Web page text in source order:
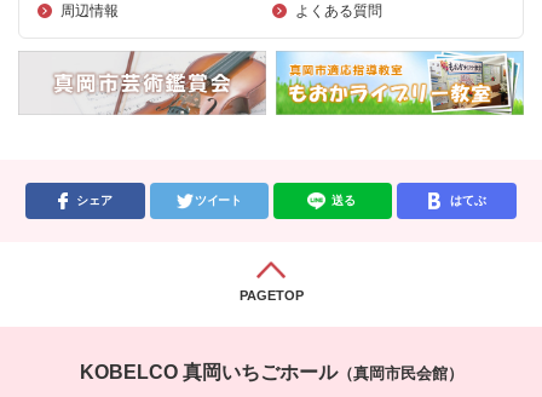
周辺情報
よくある質問
シェア ツイート 送る はてぶ
PAGETOP
KOBELCO 真岡いちごホール（真岡市民会館）